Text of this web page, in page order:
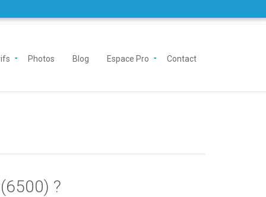
Photos Blog Espace Pro Contact
?